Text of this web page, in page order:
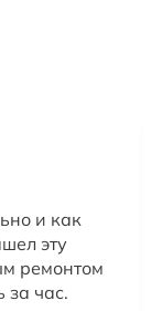
и как
эту
ремонтом
за час.